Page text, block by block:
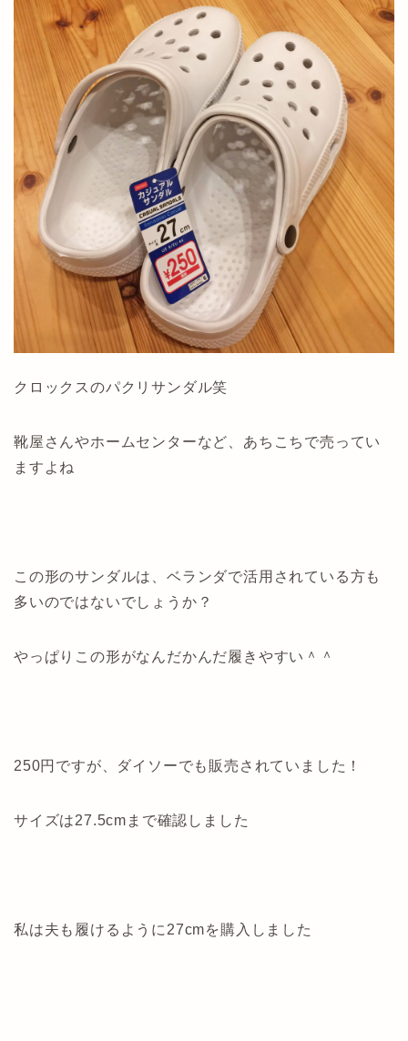
クロックスのパクリサンダル笑
靴屋さんやホームセンターなど、あちこちで売ってい
ますよね
この形のサンダルは、ベランダで活用されている方も
多いのではないでしょうか？
やっぱりこの形がなんだかんだ履きやすい＾＾
250円ですが、ダイソーでも販売されていました！
サイズは27.5cmまで確認しました
私は夫も履けるように27cmを購入しました